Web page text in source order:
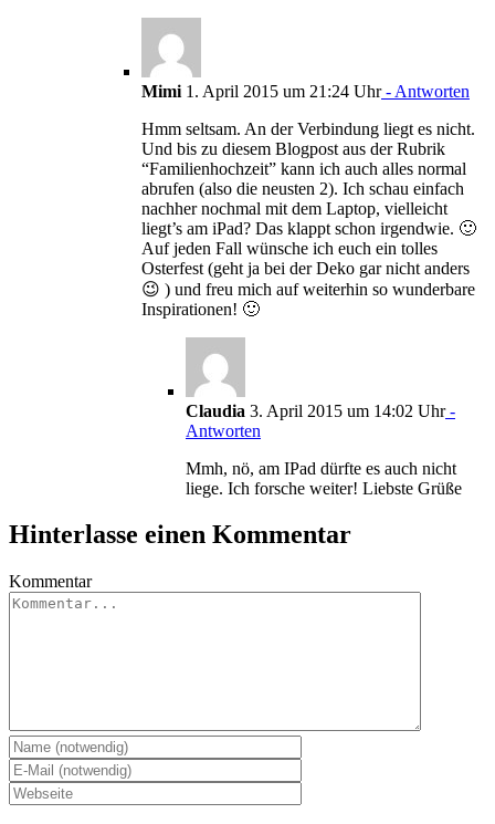
Mimi 1. April 2015 um 21:24 Uhr- Antworten
Hmm seltsam. An der Verbindung liegt es nicht.
Und bis zu diesem Blogpost aus der Rubrik
“Familienhochzeit” kann ich auch alles normal
abrufen (also die neusten 2). Ich schau einfach
nachher nochmal mit dem Laptop, vielleicht
liegt’s am iPad? Das klappt schon irgendwie. 🙂
Auf jeden Fall wünsche ich euch ein tolles
Osterfest (geht ja bei der Deko gar nicht anders
😉 ) und freu mich auf weiterhin so wunderbare
Inspirationen! 🙂
Claudia 3. April 2015 um 14:02 Uhr-
Antworten
Mmh, nö, am IPad dürfte es auch nicht
liege. Ich forsche weiter! Liebste Grüße
Hinterlasse einen Kommentar
Kommentar